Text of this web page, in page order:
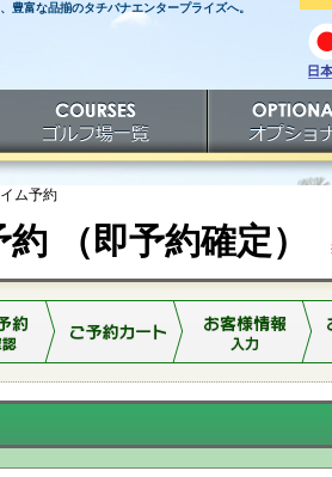
豊富な品揃のタチバナエンタープライズへ。
日
語
フ場一覧 オプショナルツ
ム予約
（即予約確定）